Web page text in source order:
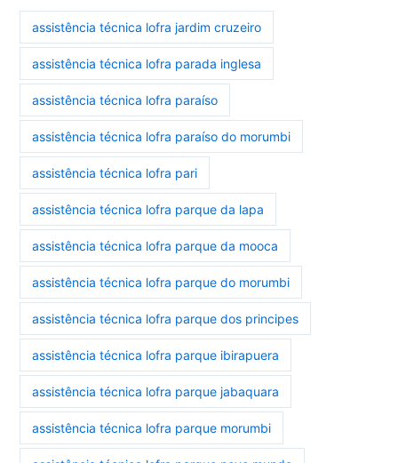
assistência técnica lofra jardim cruzeiro
assistência técnica lofra parada inglesa
assistência técnica lofra paraíso
assistência técnica lofra paraíso do morumbi
assistência técnica lofra pari
assistência técnica lofra parque da lapa
assistência técnica lofra parque da mooca
assistência técnica lofra parque do morumbi
assistência técnica lofra parque dos principes
assistência técnica lofra parque ibirapuera
assistência técnica lofra parque jabaquara
assistência técnica lofra parque morumbi